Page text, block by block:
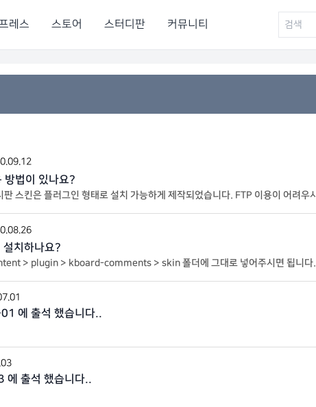
레스 스토어 스터디판 커뮤니티
방법이 있나요?
형태로 설치 가능하게 제작되었습니다. FTP 이용이 어려우시다면 플러그인으로 설치하실 수 있습니다. 플
설치하나요?
> kboard-comments > skin 폴더에 그대로 넣어주시면 됩니다. 1. plugin 폴더 클릭 2. kboard-comment
에 출석 했습니다..
출석 했습니다..